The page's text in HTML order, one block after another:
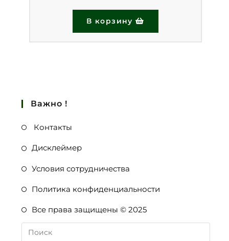
В корзину
Важно !
Контакты
Дисклеймер
Условия сотрудничества
Политика конфиденциальности
Все права защищены © 2025